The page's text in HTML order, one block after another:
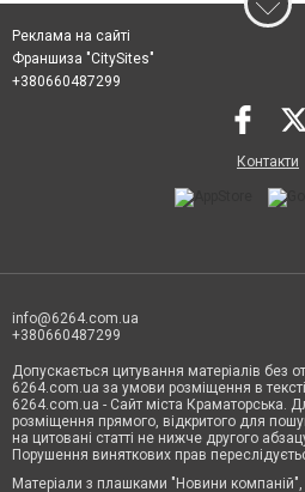
Реклама на сайті
Франшиза "CitySites"
+380660487299
Контакти
info@6264.com.ua
+380660487299
Допускається цитування матеріалів без
6264.com.ua за умови розміщення в
6264.com.ua - Сайт міста Краматорська.
розміщення прямого, відкритого для
на цитовані статті не нижче другого
Порушення виняткових прав
Матеріали з плашками "Новини